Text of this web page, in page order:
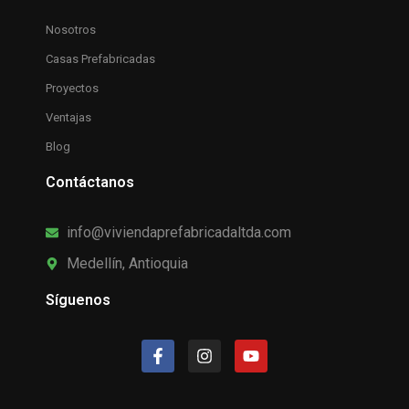
Nosotros
Casas Prefabricadas
Proyectos
Ventajas
Blog
Contáctanos
info@viviendaprefabricadaltda.com
Medellín, Antioquia
Síguenos